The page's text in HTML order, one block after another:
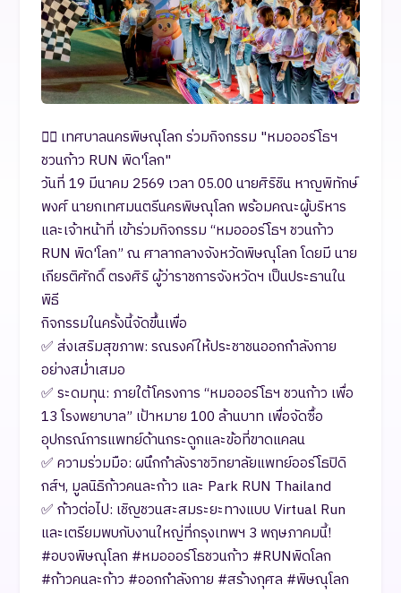
🏃‍♂️ เทศบาลนครพิษณุโลก ร่วมกิจกรรม "หมอออร์โธฯ
ชวนก้าว RUN พิด'โลก"
วันที่ 19 มีนาคม 2569 เวลา 05.00 นายศิริชิน หาญพิทักษ์
พงศ์ นายกเทศมนตรีนครพิษณุโลก พร้อมคณะผู้บริหาร
และเจ้าหน้าที่ เข้าร่วมกิจกรรม “หมอออร์โธฯ ชวนก้าว
RUN พิด'โลก” ณ ศาลากลางจังหวัดพิษณุโลก โดยมี นาย
เกียรติศักดิ์ ตรงศิริ ผู้ว่าราชการจังหวัดฯ เป็นประธานใน
พิธี
กิจกรรมในครั้งนี้จัดขึ้นเพื่อ
✅ ส่งเสริมสุขภาพ: รณรงค์ให้ประชาชนออกกำลังกาย
อย่างสม่ำเสมอ
✅ ระดมทุน: ภายใต้โครงการ “หมอออร์โธฯ ชวนก้าว เพื่อ
13 โรงพยาบาล” เป้าหมาย 100 ล้านบาท เพื่อจัดซื้อ
อุปกรณ์การแพทย์ด้านกระดูกและข้อที่ขาดแคลน
✅ ความร่วมมือ: ผนึกกำลังราชวิทยาลัยแพทย์ออร์โธปิดิ
กส์ฯ, มูลนิธิก้าวคนละก้าว และ Park RUN Thailand
✅ ก้าวต่อไป: เชิญชวนสะสมระยะทางแบบ Virtual Run
และเตรียมพบกับงานใหญ่ที่กรุงเทพฯ 3 พฤษภาคมนี้!
#อบจพิษณุโลก #หมอออร์โธชวนก้าว #RUNพิดโลก
#ก้าวคนละก้าว #ออกกำลังกาย #สร้างกุศล #พิษณุโลก